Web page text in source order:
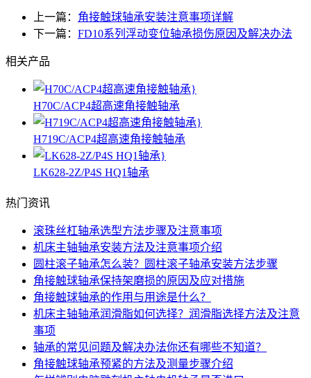
上一篇： 角接触球轴承安装注意事项详解
下一篇： FD10系列浮动变位轴承损伤原因及解决办法
相关产品
H70C/ACP4超高速角接触轴承
H719C/ACP4超高速角接触轴承
LK628-2Z/P4S HQ1轴承
热门资讯
滚珠丝杠轴承选型方法步骤及注意事项
机床主轴轴承安装方法及注意事项介绍
圆柱滚子轴承怎么装？圆柱滚子轴承安装方法步骤
角接触球轴承保持架磨损的原因及应对措施
角接触球轴承的作用与用途是什么？
机床主轴轴承润滑脂如何选择？润滑脂选择方法及注意
事项
轴承的常见问题及解决办法你还有哪些不知道？
角接触球轴承预紧的方法及测量步骤介绍